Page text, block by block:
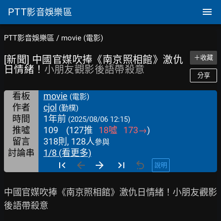
PTT影音娛樂區
PTT影音娛樂區 / movie (電影)
[新聞] 中國官媒吹捧《南京照相館》激仇
日情緒！ 小朋友觀影後語帶殺意
＋收藏
分享
看板 movie (電影)
作者 cjol (勤樸)
時間 1年前 (2025/08/06 12:15)
推噓 109 (127推 18噓 173→)
留言
318則, 128人參與
討論串 1/8 (看更多)
說明
中國官媒吹捧《南京照相館》激仇日情緒！小朋友觀影
後語帶殺意